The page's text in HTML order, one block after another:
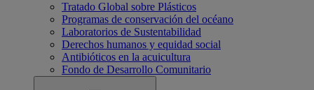
Tratado Global sobre Plásticos
Programas de conservación del océano
Laboratorios de Sustentabilidad
Derechos humanos y equidad social
Antibióticos en la acuicultura
Fondo de Desarrollo Comunitario